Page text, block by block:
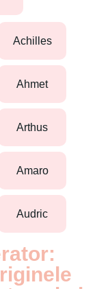
achilles
ahmet
arthus
amaro
audric